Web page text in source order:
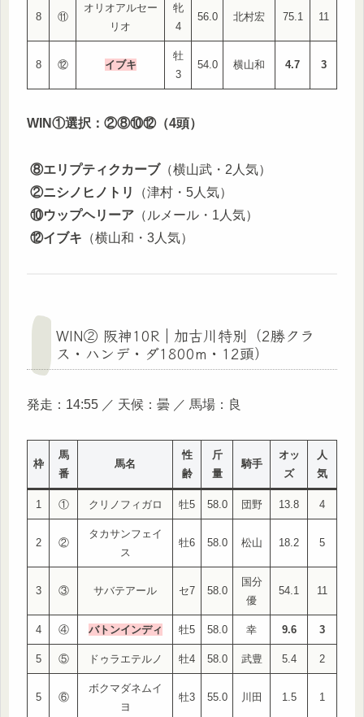
8 ⑪
オリオアルセー
リオ
牝
4
56.0 北村宏 75.1 11
8 ⑫ イブキ
牡
3
54.0 横山和 4.7 3
WIN①選択：②⑧⑩⑫（4頭）
⑧エリプティクカーブ（横山武・2人気）
②ニシノヒノトリ
（津村・5人気）
⑩ウップヘリーア （ルメール・1人気）
⑫イブキ （横山和・3人気）
WIN② 阪神10R｜加古川特別（2勝クラ
ス・ハンデ・ダ1800m・12頭）
発走：14:55 ／ 天候：曇 ／ 馬場：良
枠
馬
番
馬名
性
齢
斤
量
騎手
オッ
ズ
人
気
1 ① クリノフィガロ 牡5 58.0 団野 13.8 4
2 ②
タカサンフェイ
ス
牡6 58.0 松山 18.2 5
3 ③ サバテアール セ7 58.0
国分
優
54.1 11
4 ④ バトンインディ 牡5 58.0 幸 9.6 3
5 ⑤ ドゥラエテルノ 牡4 58.0 武豊 5.4 2
5 ⑥
ボクマダネムイ
ヨ
牡3 55.0 川田 1.5 1